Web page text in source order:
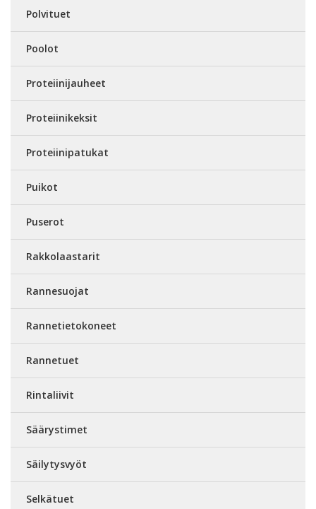
Polvituet
Poolot
Proteiinijauheet
Proteiinikeksit
Proteiinipatukat
Puikot
Puserot
Rakkolaastarit
Rannesuojat
Rannetietokoneet
Rannetuet
Rintaliivit
Säärystimet
Säilytysvyöt
Selkätuet